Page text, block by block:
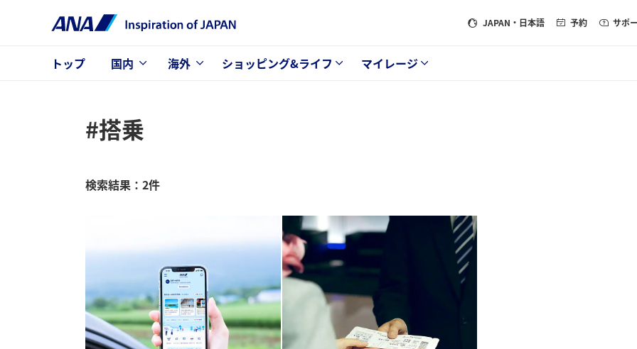
JAPAN ・日本語 予約 サポ
トップ 国内 海外 ショッピング&ライフ マイレージ
#搭乗
検索結果：2件